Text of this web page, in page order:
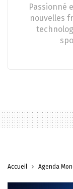
Passionné
nouvelles
Accueil Agenda